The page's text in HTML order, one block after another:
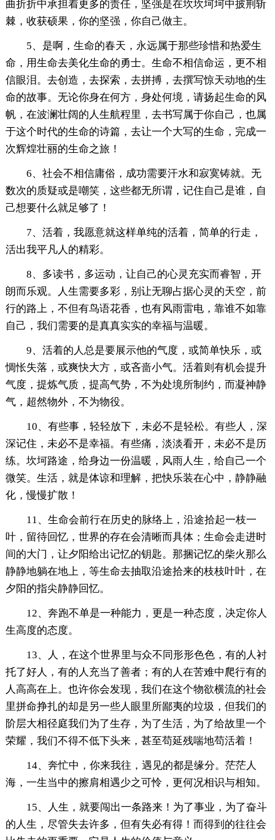
曲折折中承担着更多的责任，坚强是在坎坎坷坷中披荆斩
棘，收获硕果，你的坚强，你自己做主。
5、是啊，生命的春天，永远属于那些珍惜和热爱生
命，用生命去美化生命的勇士。生命不相信命运，更不相
信眼泪。去创造，去探索，去拼搏，去撰写惊天动地的生
命的故事。无论你身在何方，身处何境，请扬起生命的风
帆，在波澜壮阔的人生航程里，去书写属于你自己，也属
于这个时代的生命的诗篇，去让一个大写的生命，完成一
次辉煌壮丽的生命之旅！
6、社会不相信庸俗，成功需要汗水和寂寞铸就。无
数次的质疑或是嘲笑，这些都无所谓，记住自己是谁，自
己想要什么就足够了！
7、活着，我愿意就这样单纯的活着，简单的行走，
活出我平凡人的精彩。
8、多读书，多运动，让自己的心灵充实而睿智，开
朗而乐观。人生需要多彩，别让无聊占据心灵的天空，前
行的路上，不但有鸟语花香，也有风雨雷电，靠谁不如靠
自己，我们需要的是真真实实的幸福与温暖。
9、活着的人总是要展示他的气度，或简单快乐，或
惆怅失落，或爽快大方，或吝啬小气。活着则有机会提升
气度，提炼气质，提高气势，不为处境所制约，而凝神静
气，超然物外，不为物役。
10、有些事，轻轻放下，未必不是轻松。有些人，深
深记住，未必不是幸福。有些痛，淡淡看开，未必不是历
练。坎坷路途，给身边一份温暖，风雨人生，给自己一个
微笑。生活，就是体谅和理解，把快乐装在心中，静静融
化，慢慢扩散！
11、生命会前行在历史的脉络上，沿途拾起一枝一
叶，留待回忆，世界的存在会清晰而具体；生命会走进时
间的大门，让夕阳给出记忆的钥匙。那捆记忆的柴火那么
静静地躺在地上，等生命去抽取沿途拾来的枝枝叶叶，在
夕阳的指尖静静回忆。
12、奔跑不单是一种能力，更是一种态度，决定你人
生高度的态度。
13、人，在这个世界里与众不同形形色色，有的人衬
托了好人，有的人充当了善者；有的人在苦难中爬行有的
人高高在上。也许你会发现，我们在这个物欲横流的社会
里拼命挣扎的却是另一些人眼里所鄙夷的垃圾，但我们的
阶层大相径庭我们为了生存，为了生活，为了给故里一个
荣耀，我们不得不低下头来，甚至苟延残喘地苟活着！
14、奔忙中，你来我往，遇见的都是缘分。茫茫人
海，一生当中的擦肩相遇少之可怜，更何况相识与相知。
15、人生，就要闯出一条路来！为了事业，为了奋斗
的人生，尽管失去许多，但有失必有得！而得到的往往会